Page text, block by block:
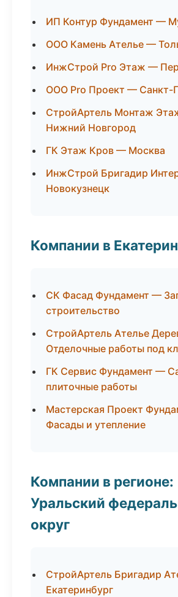
ИП Контур Фундамент —
ООО Камень Ателье —
ИнжСтрой Pro Этаж —
ООО Pro Проект — Санкт-
СтройАртель Монтаж
Нижний Новгород
ГК Этаж Кров — Москва
ИнжСтрой Бригадир
Новокузнецк
Компании в
СК Фасад Фундамент —
строительство
СтройАртель Ателье
Отделочные работы под
ГК Сервис Фундамент —
плиточные работы
Мастерская Проект
Фасады и утепление
Компании в регионе:
Уральский
округ
СтройАртель Бригадир
Екатеринбург